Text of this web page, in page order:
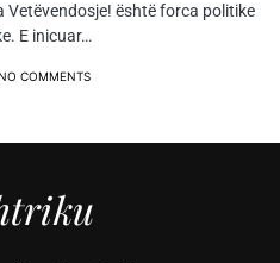
Vetëvendosje! është forca politike
E inicuar…
NO COMMENTS